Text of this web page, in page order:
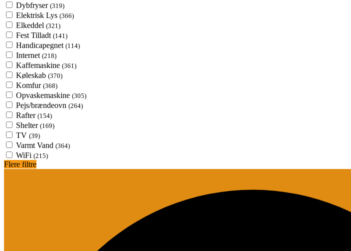
Dybfryser (319)
Elektrisk Lys (366)
Elkeddel (321)
Fest Tilladt (141)
Handicapegnet (114)
Internet (218)
Kaffemaskine (361)
Køleskab (370)
Komfur (368)
Opvaskemaskine (305)
Pejs/brændeovn (264)
Rafter (154)
Shelter (169)
TV (39)
Varmt Vand (364)
WiFi (215)
Flere filtre